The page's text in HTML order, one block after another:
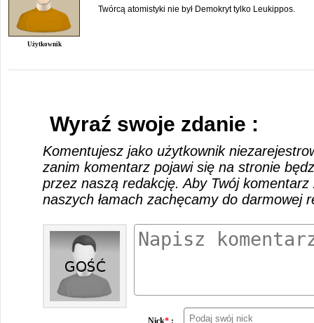
Użytkownik
Twórcą atomistyki nie był Demokryt tylko Leukippos.
Wyraź swoje zdanie :
Komentujesz jako użytkownik
zanim komentarz pojawi się na stronie
przez naszą redakcję. Aby Twój
naszych łamach zachęcamy do darmowej
Nick* :